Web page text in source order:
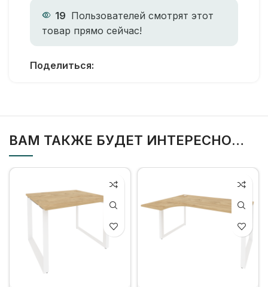
19 Пользователей смотрят этот
товар прямо сейчас!
Поделиться:
ВАМ ТАКЖЕ БУДЕТ ИНТЕРЕСНО…